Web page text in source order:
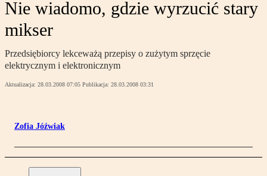
Nie wiadomo, gdzie wyrzucić stary
mikser
Przedsiębiorcy lekceważą przepisy o zużytym sprzęcie
elektrycznym i elektronicznym
Aktualizacja: 28.03.2008 07:05 Publikacja: 28.03.2008 03:31
Zofia Jóźwiak